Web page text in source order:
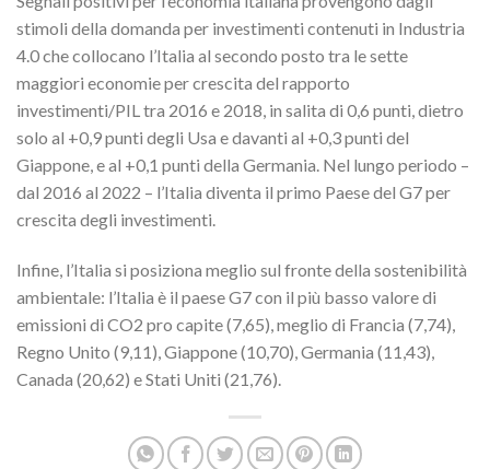
stimoli della domanda per investimenti contenuti in Industria
4.0 che collocano l’Italia al secondo posto tra le sette
maggiori economie per crescita del rapporto
investimenti/PIL tra 2016 e 2018, in salita di 0,6 punti, dietro
solo al +0,9 punti degli Usa e davanti al +0,3 punti del
Giappone, e al +0,1 punti della Germania. Nel lungo periodo –
dal 2016 al 2022 – l’Italia diventa il primo Paese del G7 per
crescita degli investimenti.
Infine, l’Italia si posiziona meglio sul fronte della sostenibilità
ambientale: l’Italia è il paese G7 con il più basso valore di
emissioni di CO2 pro capite (7,65), meglio di Francia (7,74),
Regno Unito (9,11), Giappone (10,70), Germania (11,43),
Canada (20,62) e Stati Uniti (21,76).